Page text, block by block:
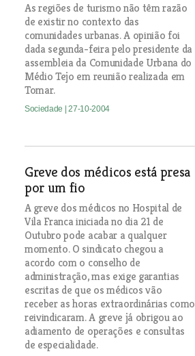
As regiões de turismo não têm razão
de existir no contexto das
comunidades urbanas. A opinião foi
dada segunda-feira pelo presidente da
assembleia da Comunidade Urbana do
Médio Tejo em reunião realizada em
Tomar.
Sociedade | 27-10-2004
Greve dos médicos está presa
por um fio
A greve dos médicos no Hospital de
Vila Franca iniciada no dia 21 de
Outubro pode acabar a qualquer
momento. O sindicato chegou a
acordo com o conselho de
administração, mas exige garantias
escritas de que os médicos vão
receber as horas extraordinárias como
reivindicaram. A greve já obrigou ao
adiamento de operações e consultas
de especialidade.